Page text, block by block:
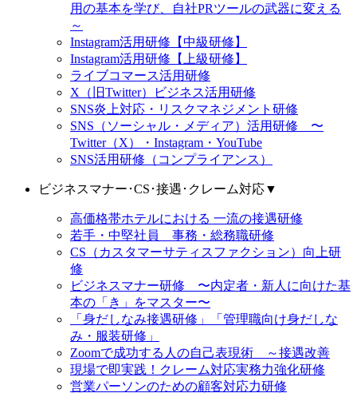
用の基本を学び、自社PRツールの武器に変える
～
Instagram活用研修【中級研修】
Instagram活用研修【上級研修】
ライブコマース活用研修
X（旧Twitter）ビジネス活用研修
SNS炎上対応・リスクマネジメント研修
SNS（ソーシャル・メディア）活用研修 〜
Twitter（X）・Instagram・YouTube
SNS活用研修（コンプライアンス）
ビジネスマナー･CS･接遇･クレーム対応▼
高価格帯ホテルにおける 一流の接遇研修
若手・中堅社員 事務・総務職研修
CS（カスタマーサティスファクション）向上研
修
ビジネスマナー研修 〜内定者・新人に向けた基
本の「き」をマスター〜
「身だしなみ接遇研修」「管理職向け身だしな
み・服装研修」
Zoomで成功する人の自己表現術 ～接遇改善
現場で即実践！クレーム対応実務力強化研修
営業パーソンのための顧客対応力研修